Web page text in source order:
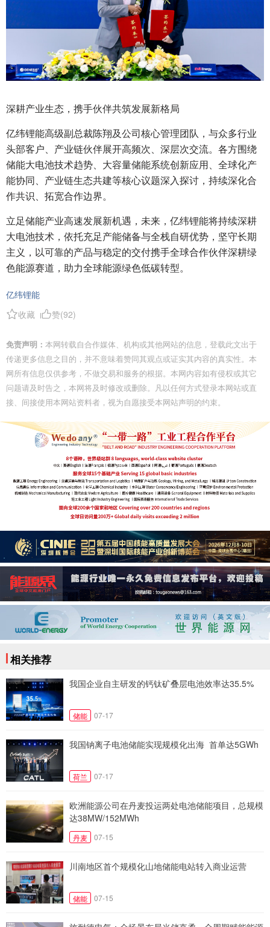
深耕产业生态，携手伙伴共筑发展新格局
亿纬锂能高级副总裁陈翔及公司核心管理团队，与众多行业
头部客户、产业链伙伴展开高频次、深层次交流。各方围绕
储能大电池技术趋势、大容量储能系统创新应用、全球化产
能协同、产业链生态共建等核心议题深入探讨，持续深化合
作共识、拓宽合作边界。
立足储能产业高速发展新机遇，未来，亿纬锂能将持续深耕
大电池技术，依托充足产能储备与全栈自研优势，坚守长期
主义，以可靠的产品与稳定的交付携手全球合作伙伴深耕绿
色能源赛道，助力全球能源绿色低碳转型。
亿纬锂能
收藏
赞(92)
免责声明： 本网转载自合作媒体、机构或其他网站的信息，登载此文出于
传递更多信息之目的，并不意味着赞同其观点或证实其内容的真实性。本
网所有信息仅供参考，不做交易和服务的根据。本网内容如有侵权或其它
问题请及时告之，本网将及时修改或删除。凡以任何方式登录本网站或直
接、间接使用本网站资料者，视为自愿接受本网站声明的约束。
相关推荐
我国企业自主研发的钙钛矿叠层电池效率达35.5%
储能 07-17
我国钠离子电池储能实现规模化出海 首单达5GWh
荷兰 07-17
欧洲能源公司在丹麦投运两处电池储能项目，总规模
达38MW/152MWh
丹麦 07-15
川南地区首个规模化山地储能电站转入商业运营
储能 07-15